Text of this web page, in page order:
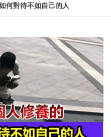
何對待不如自己的人